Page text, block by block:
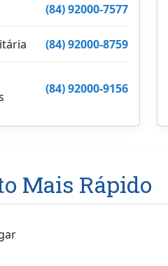
(84) 92000-7577
(84) 92000-8759
(84) 92000-9156
Mais Rápido